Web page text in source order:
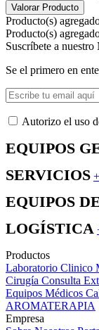
Valorar Producto
Producto(s)
Producto(s)
Suscríbete a nuestro
Se el primero en
Autorizo ​​el uso
EQUIPOS
SERVICIOS
EQUIPOS
LOGÍSTICA
Productos
Laboratorio Clinico
Cirugía Consulta
Equipos Médicos
AROMATERAPIA
Empresa